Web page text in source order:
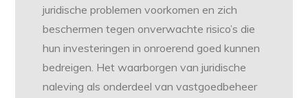
juridische problemen voorkomen en zich
beschermen tegen onverwachte risico’s die
hun investeringen in onroerend goed kunnen
bedreigen. Het waarborgen van juridische
naleving als onderdeel van vastgoedbeheer